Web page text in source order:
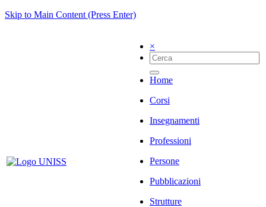
Skip to Main Content (Press Enter)
×
Home
Corsi
Insegnamenti
Professioni
Persone
Pubblicazioni
Strutture